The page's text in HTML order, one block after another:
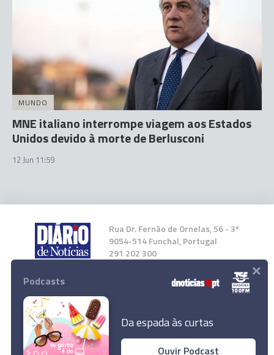
MUNDO
MNE italiano interrompe viagem aos Estados
Unidos devido à morte de Berlusconi
12 Jun 11:59
Rua Dr. Fernão de Ornelas, 56 - 3º
9054-514 Funchal, Portugal
291 202 300
Instale a nossa App
Podcasts
Da espada às curtas
Ouvir Podcast
×